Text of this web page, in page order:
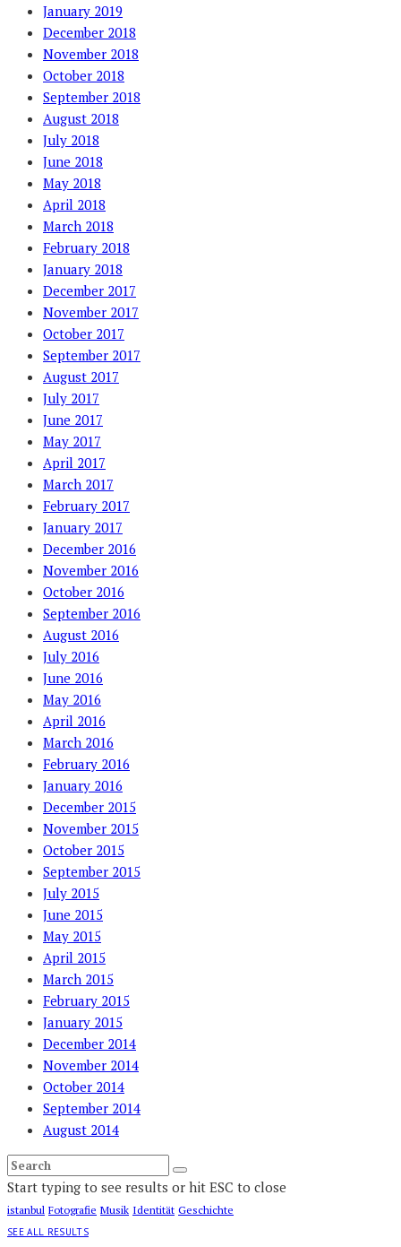
January 2019
December 2018
November 2018
October 2018
September 2018
August 2018
July 2018
June 2018
May 2018
April 2018
March 2018
February 2018
January 2018
December 2017
November 2017
October 2017
September 2017
August 2017
July 2017
June 2017
May 2017
April 2017
March 2017
February 2017
January 2017
December 2016
November 2016
October 2016
September 2016
August 2016
July 2016
June 2016
May 2016
April 2016
March 2016
February 2016
January 2016
December 2015
November 2015
October 2015
September 2015
July 2015
June 2015
May 2015
April 2015
March 2015
February 2015
January 2015
December 2014
November 2014
October 2014
September 2014
August 2014
Start typing to see results or hit ESC to close
istanbul Fotografie Musik Identität Geschichte
SEE ALL RESULTS